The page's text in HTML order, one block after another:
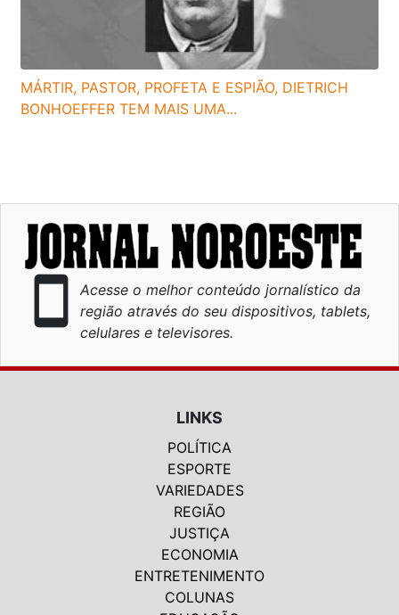
MÁRTIR, PASTOR, PROFETA E ESPIÃO, DIETRICH
BONHOEFFER TEM MAIS UMA...
smartphone
Acesse o melhor conteúdo jornalístico da
região através do seu dispositivos, tablets,
celulares e televisores.
LINKS
POLÍTICA
ESPORTE
VARIEDADES
REGIÃO
JUSTIÇA
ECONOMIA
ENTRETENIMENTO
COLUNAS